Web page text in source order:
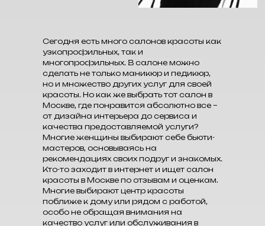
Сегодня есть много салонов красоты как
узкопрофильных, так и
многопрофильных. В салоне можно
сделать не только маникюр и педикюр,
но и множество других услуг для своей
красоты. Но как же выбрать тот салон в
Москве, где понравится абсолютно все –
от дизайна интерьера до сервиса и
качества предоставляемой услуги?
Многие женщины выбирают себе бьюти-
мастеров, основываясь на
рекомендациях своих подруг и знакомых.
Кто-то заходит в интернет и ищет салон
красоты в Москве по отзывам и оценкам.
Многие выбирают центр красоты
поближе к дому или рядом с работой,
особо не обращая внимания на
качество услуг или обслуживания в